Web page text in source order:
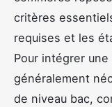
critères
requises et les
Pour intégrer
généralement
de niveau bac,